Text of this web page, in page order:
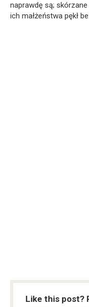
naprawdę są;
ich małżeństwa pękł
Like this post?